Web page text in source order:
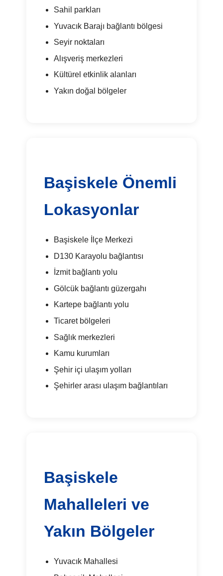
Sahil parkları
Yuvacık Barajı bağlantı bölgesi
Seyir noktaları
Alışveriş merkezleri
Kültürel etkinlik alanları
Yakın doğal bölgeler
Başiskele Önemli
Lokasyonlar
Başiskele İlçe Merkezi
D130 Karayolu bağlantısı
İzmit bağlantı yolu
Gölcük bağlantı güzergahı
Kartepe bağlantı yolu
Ticaret bölgeleri
Sağlık merkezleri
Kamu kurumları
Şehir içi ulaşım yolları
Şehirler arası ulaşım bağlantıları
Başiskele
Mahalleleri ve
Yakın Bölgeler
Yuvacık Mahallesi